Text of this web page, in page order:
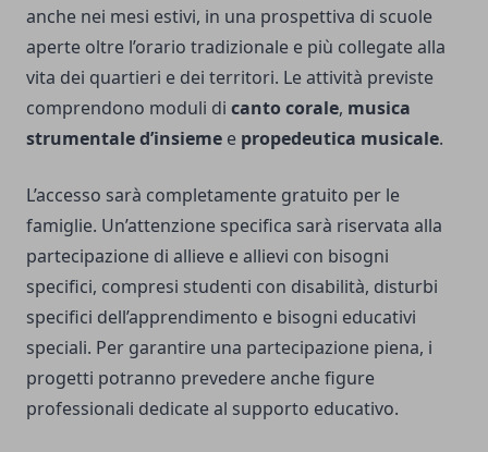
anche nei mesi estivi, in una prospettiva di scuole
aperte oltre l’orario tradizionale e più collegate alla
vita dei quartieri e dei territori. Le attività previste
comprendono moduli di canto corale, musica
strumentale d’insieme e propedeutica musicale.
L’accesso sarà completamente gratuito per le
famiglie. Un’attenzione specifica sarà riservata alla
partecipazione di allieve e allievi con bisogni
specifici, compresi studenti con disabilità, disturbi
specifici dell’apprendimento e bisogni educativi
speciali. Per garantire una partecipazione piena, i
progetti potranno prevedere anche figure
professionali dedicate al supporto educativo.